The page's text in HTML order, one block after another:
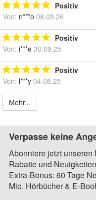
Positiv
Von: n***o 08.03.26
Positiv
Von: i***e 30.09.25
Positiv
Von: l***y 04.08.25
Mehr...
Verpasse keine
Abonniere jetzt
Rabatte und
Extra-Bonus: 60 Tage
Mio. Hörbücher & E-